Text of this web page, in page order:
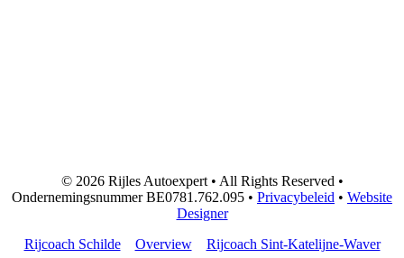
© 2026 Rijles Autoexpert • All Rights Reserved •
Ondernemingsnummer BE0781.762.095 • Privacybeleid • Website
Designer
Rijcoach Schilde
Overview
Rijcoach Sint-Katelijne-Waver